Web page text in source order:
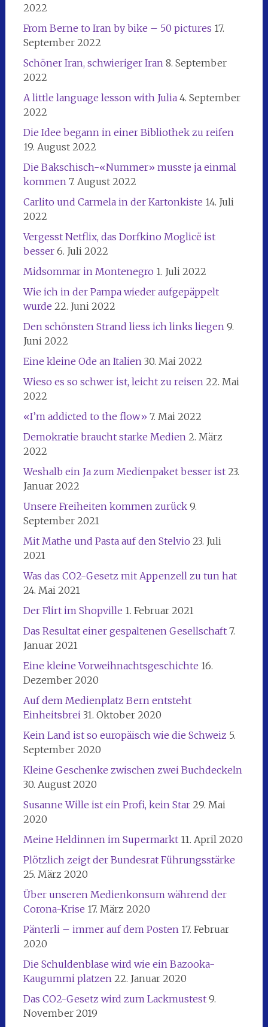
2022
From Berne to Iran by bike – 50 pictures 17.
September 2022
Schöner Iran, schwieriger Iran 8. September
2022
A little language lesson with Julia 4. September
2022
Die Idee begann in einer Bibliothek zu reifen
19. August 2022
Die Bakschisch-«Nummer» musste ja einmal
kommen 7. August 2022
Carlito und Carmela in der Kartonkiste 14. Juli
2022
Vergesst Netflix, das Dorfkino Moglicë ist
besser 6. Juli 2022
Midsommar in Montenegro 1. Juli 2022
Wie ich in der Pampa wieder aufgepäppelt
wurde 22. Juni 2022
Den schönsten Strand liess ich links liegen 9.
Juni 2022
Eine kleine Ode an Italien 30. Mai 2022
Wieso es so schwer ist, leicht zu reisen 22. Mai
2022
«I’m addicted to the flow» 7. Mai 2022
Demokratie braucht starke Medien 2. März
2022
Weshalb ein Ja zum Medienpaket besser ist 23.
Januar 2022
Unsere Freiheiten kommen zurück 9.
September 2021
Mit Mathe und Pasta auf den Stelvio 23. Juli
2021
Was das CO2-Gesetz mit Appenzell zu tun hat
24. Mai 2021
Der Flirt im Shopville 1. Februar 2021
Das Resultat einer gespaltenen Gesellschaft 7.
Januar 2021
Eine kleine Vorweihnachtsgeschichte 16.
Dezember 2020
Auf dem Medienplatz Bern entsteht
Einheitsbrei 31. Oktober 2020
Kein Land ist so europäisch wie die Schweiz 5.
September 2020
Kleine Geschenke zwischen zwei Buchdeckeln
30. August 2020
Susanne Wille ist ein Profi, kein Star 29. Mai
2020
Meine Heldinnen im Supermarkt 11. April 2020
Plötzlich zeigt der Bundesrat Führungsstärke
25. März 2020
Über unseren Medienkonsum während der
Corona-Krise 17. März 2020
Pänterli – immer auf dem Posten 17. Februar
2020
Die Schuldenblase wird wie ein Bazooka-
Kaugummi platzen 22. Januar 2020
Das CO2-Gesetz wird zum Lackmustest 9.
November 2019